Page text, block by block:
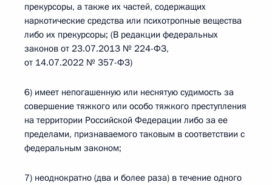
прекурсоры, а также их частей, содержащих
наркотические средства или психотропные вещества
либо их прекурсоры; (В редакции федеральных
законов от 23.07.2013 № 224-ФЗ,
от 14.07.2022 № 357-ФЗ)
6) имеет непогашенную или неснятую судимость за
совершение тяжкого или особо тяжкого преступления
на территории Российской Федерации либо за ее
пределами, признаваемого таковым в соответствии с
федеральным законом;
7) неоднократно (два и более раза) в течение одного